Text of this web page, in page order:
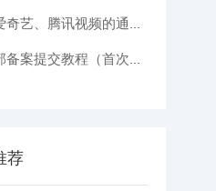
如何获取爱奇艺、腾讯视频的通用代码？
企业工信部备案提交教程（首次备案）
荐